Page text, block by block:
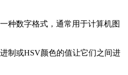
种数字格式，通常用于计算机图
制或HSV颜色的值让它们之间进